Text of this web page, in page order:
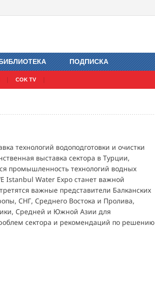
COK TV
ПОДПИСКА
технологий водоподготовки и очистки
выставка сектора в Турции,
промышленность технологий водных
Istanbul Water Expo станет важной
важные представители Балканских
СНГ, Среднего Востока и Пролива,
Средней и Южной Азии для
сектора и рекомендаций по решению